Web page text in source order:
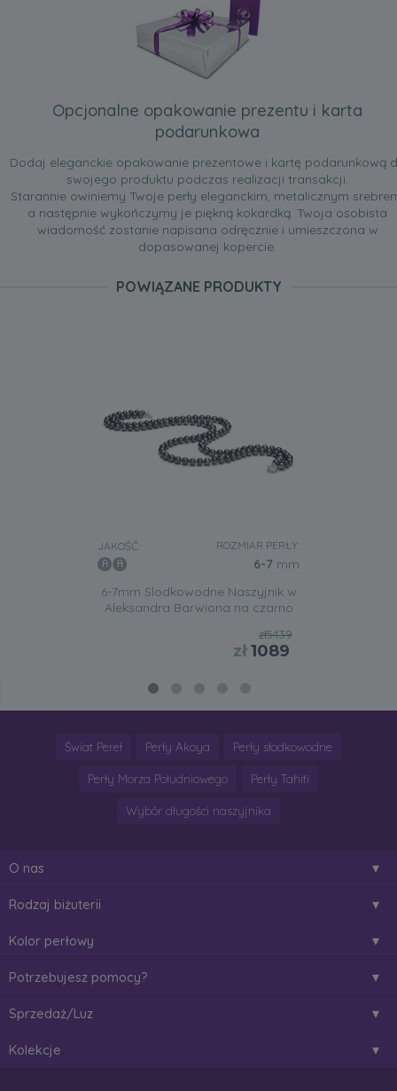
Opcjonalne opakowanie prezentu i karta
podarunkowa
Dodaj eleganckie opakowanie prezentowe i kartę podarunkową
swojego produktu podczas realizacji transakcji.
Starannie owiniemy Twoje perły eleganckim, metalicznym
a następnie wykończymy je piękną kokardką. Twoja osobista
wiadomość zostanie napisana odręcznie i umieszczona w
dopasowanej kopercie.
POWIĄZANE PRODUKTY
JAKOŚĆ: ROZMIAR PERŁY:
6-7 mm
6-7mm Slodkowodne Naszyjnik w
Aleksandra Barwiona na czarno
zł5439
zł1089
Świat Pereł Perły Akoya Perły słodkowodne
Perły Morza Południowego Perły Tahiti
Wybór długości naszyjnika
O nas
Rodzaj biżuterii
Kolor perłowy
Potrzebujesz pomocy?
Sprzedaż/Luz
Kolekcje